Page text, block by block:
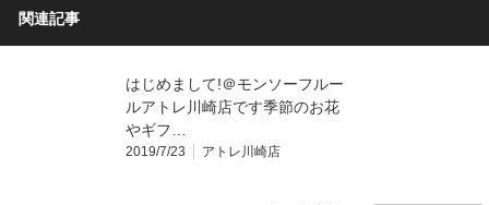
関連記事
はじめまして!＠モンソーフルー
ルアトレ川崎店です季節のお花
やギフ…
2019/7/23 アトレ川崎店